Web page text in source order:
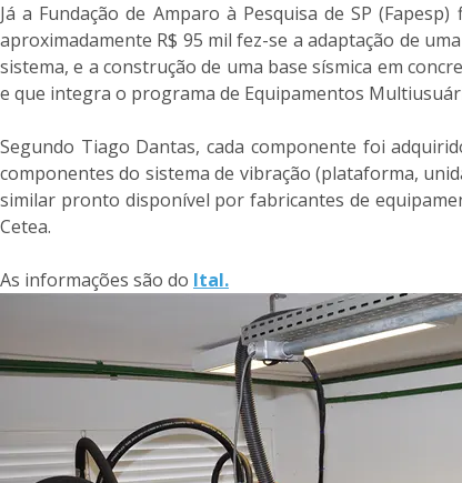
Já a Fundação de Amparo à Pesquisa de SP
aproximadamente R$ 95 mil fez-se a adaptação de
sistema, e a construção de uma base sísmica em
e que integra o programa de Equipamentos
Segundo Tiago Dantas, cada componente foi
componentes do sistema de vibração (plataforma,
similar pronto disponível por fabricantes de
Cetea.
As informações são do Ital.